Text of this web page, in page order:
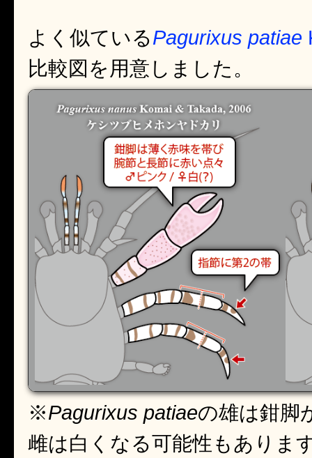
よく似ているPagurixus patiae
比較図を用意しました。
※Pagurixus patiaeの雄は鉗脚
雌は白くなる可能性もありま